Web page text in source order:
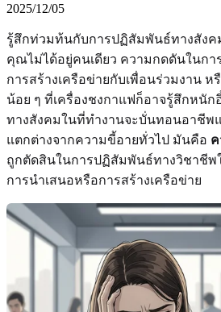
2025/12/05
รู้สึกท่วมท้นกับการปฏิสัมพันธ์ทางสังค
คุณไม่ได้อยู่คนเดียว ความกดดันในกา
การสร้างเครือข่ายกับเพื่อนร่วมงาน ห
น้อย ๆ ที่เครื่องชงกาแฟก็อาจรู้สึกหนัก
ทางสังคมในที่ทำงานจะบั่นทอนอาชีพแ
แตกต่างจากความขี้อายทั่วไป มันคือ
ถูกตัดสินในการปฏิสัมพันธ์ทางวิชาชีพ
การนำเสนอหรือการสร้างเครือข่าย